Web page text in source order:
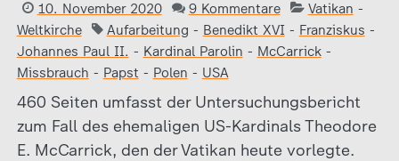
10. November 2020 9 Kommentare Vatikan -
Weltkirche
Aufarbeitung - Benedikt XVI - Franziskus -
Johannes Paul II. - Kardinal Parolin - McCarrick-
Missbrauch - Papst - Polen - USA
460 Seiten umfasst der Untersuchungsbericht
zum Fall des ehemaligen US-Kardinals Theodore
E. McCarrick, den der Vatikan heute vorlegte.